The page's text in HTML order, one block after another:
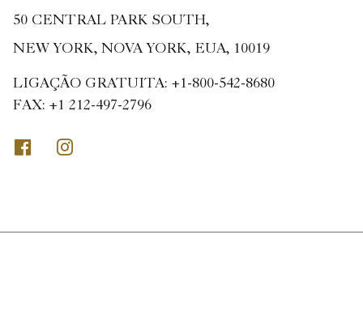
50 CENTRAL PARK SOUTH,
NEW YORK, NOVA YORK, EUA, 10019
LIGAÇÃO GRATUITA: +1-800-542-8680
FAX: +1 212-497-2796
Facebook